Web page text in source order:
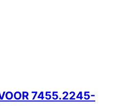
7455.2245-